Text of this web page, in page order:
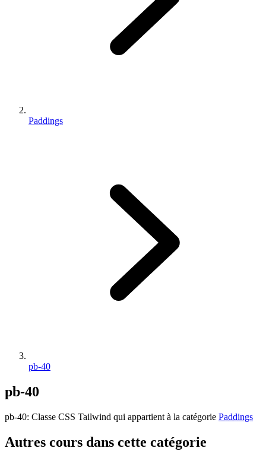
Paddings
pb-40
pb-40
pb-40: Classe CSS Tailwind qui appartient à la catégorie Paddings
Autres cours dans cette catégorie